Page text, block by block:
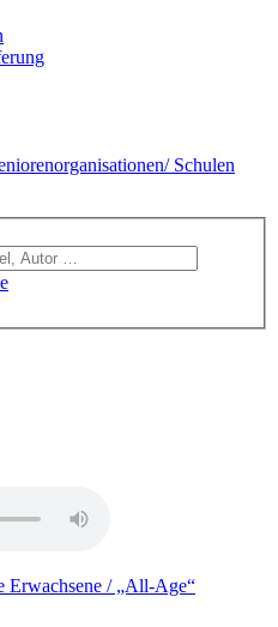
Schulen
Erwachsene / „All-Age“